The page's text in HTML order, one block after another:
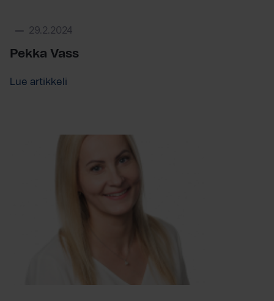
29.2.2024
Pekka Vass
Lue artikkeli